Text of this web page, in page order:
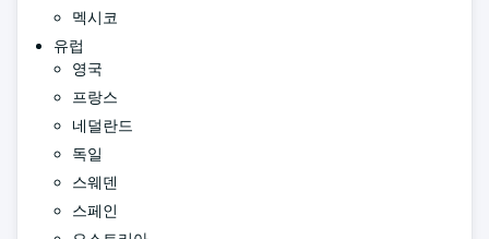
멕시코
유럽
영국
프랑스
네덜란드
독일
스웨덴
스페인